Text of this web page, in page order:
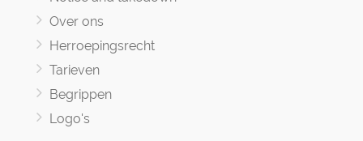
Over ons
Herroepingsrecht
Tarieven
Begrippen
Logo's